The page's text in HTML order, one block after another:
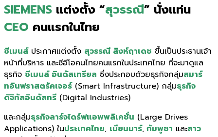
SIEMENS แต่งตั้ง “สุวรรณี” นั่งแท่น
CEO คนแรกในไทย
ซีเมนส์ ประกาศแต่งตั้ง สุวรรณี สิงห์ฤาเดช ขึ้นเป็นประธานเจ้า
หน้าที่บริหาร และซีอีโอคนไทยคนแรกในประเทศไทย ที่จะมาดูแล
ธุรกิจ ซีเมนส์ อินดัสเทรียล ซึ่งประกอบด้วยธุรกิจกลุ่มสมาร์
ทอินฟราสตรัคเจอร์(Smart Infrastructure) กลุ่มธุรกิจ
ดิจิทัลอินดัสทรี (Digital Industries)
และกลุ่มธุรกิจลาร์จไดร์ฟแอพพลิเคชั่น (Large Drives
Applications) ในประเทศไทย, เมียนมาร์, กัมพูชา และลาว